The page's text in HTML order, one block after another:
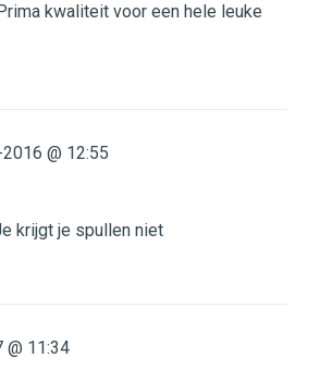
kwaliteit voor een hele leuke
@ 12:55
krijgt je spullen niet
11:34